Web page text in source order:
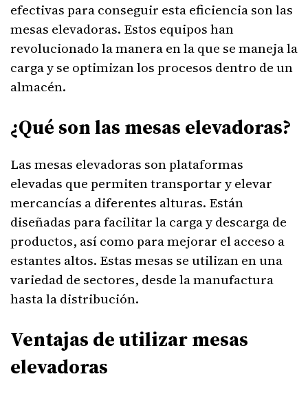
efectivas para conseguir esta eficiencia son las
mesas elevadoras. Estos equipos han
revolucionado la manera en la que se maneja la
carga y se optimizan los procesos dentro de un
almacén.
¿Qué son las mesas elevadoras?
Las mesas elevadoras son plataformas
elevadas que permiten transportar y elevar
mercancías a diferentes alturas. Están
diseñadas para facilitar la carga y descarga de
productos, así como para mejorar el acceso a
estantes altos. Estas mesas se utilizan en una
variedad de sectores, desde la manufactura
hasta la distribución.
Ventajas de utilizar mesas
elevadoras